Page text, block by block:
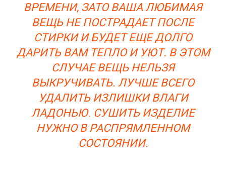
ВРЕМЕНИ, ЗАТО ВАША ЛЮБИМАЯ
ВЕЩЬ НЕ ПОСТРАДАЕТ ПОСЛЕ
СТИРКИ И БУДЕТ ЕЩЕ ДОЛГО
ДАРИТЬ ВАМ ТЕПЛО И УЮТ. В ЭТОМ
СЛУЧАЕ ВЕЩЬ НЕЛЬЗЯ
ВЫКРУЧИВАТЬ. ЛУЧШЕ ВСЕГО
УДАЛИТЬ ИЗЛИШКИ ВЛАГИ
ЛАДОНЬЮ. СУШИТЬ ИЗДЕЛИЕ
НУЖНО В РАСПРЯМЛЕННОМ
СОСТОЯНИИ.